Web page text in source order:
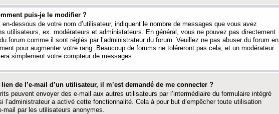
puis-je le modifier ?
dessous de votre nom d’utilisateur, indiquent le nombre de messages que vous avez
utilisateurs, ex. modérateurs et administateurs. En général, vous ne pouvez pas directement
forum comme il sont réglés par l’administrateur du forum. Veuillez ne pas abuser du forum en
pour augmenter votre rang. Beaucoup de forums ne toléreront pas cela, et un modérateur
simplement votre compteur de messages.
de l’e-mail d’un utilisateur, il m’est demandé de me connecter ?
peuvent envoyer des e-mail aux autres utilisateurs par l’intermédiaire du formulaire intégré
l’administrateur a activé cette fonctionnalité. Cela à pour but d’empêcher toute utilisation
mail par les utilisateurs anonymes.